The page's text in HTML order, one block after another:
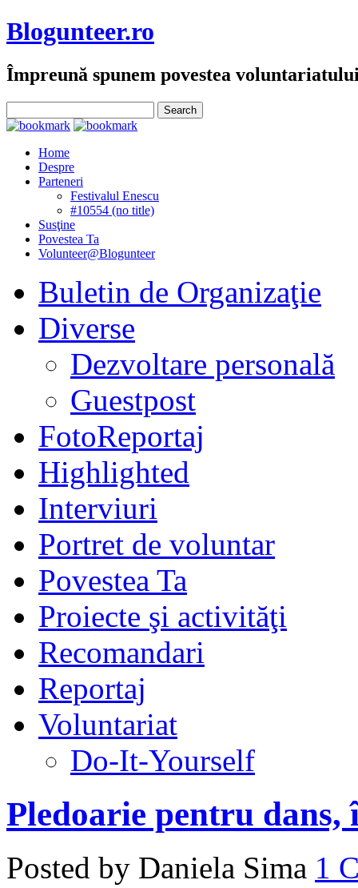
Blogunteer.ro
Împreună spunem povestea
Home
Despre
Parteneri
Festivalul Enescu
#10554 (no title)
Susţine
Povestea Ta
Volunteer@Blogunteer
Buletin de Organizaţie
Diverse
Dezvoltare personală
Guestpost
FotoReportaj
Highlighted
Interviuri
Portret de voluntar
Povestea Ta
Proiecte şi activităţi
Recomandari
Reportaj
Voluntariat
Do-It-Yourself
Pledoarie pentru
Posted by Daniela Sima 1